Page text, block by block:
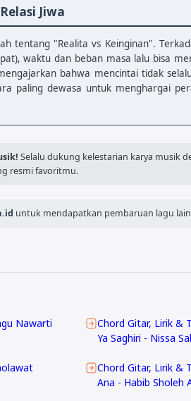
Jiwa
tentang "Realita vs Keinginan".
waktu dan beban masa lalu bisa
bahwa mencintai tidak
paling dewasa untuk menghargai
Selalu dukung kelestarian karya musik
resmi favoritmu.
untuk mendapatkan pembaruan lagu
Nawarti
Chord Gitar, Lirik &
Ya Saghiri - Nissa
Chord Gitar, Lirik &
Ana - Habib Sholeh